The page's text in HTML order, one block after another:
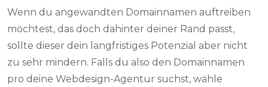
Wenn du angewandten Domainnamen auftreiben
möchtest, das doch dahinter deiner Rand passt,
sollte dieser dein langfristiges Potenzial aber nicht
zu sehr mindern. Falls du also den Domainnamen
pro deine Webdesign-Agentur suchst, wähle